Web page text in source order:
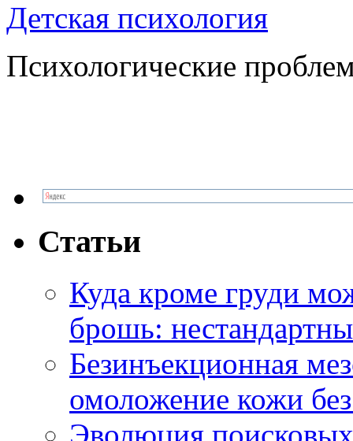
Детская психология
Психологические
Статьи
Куда кроме груди
брошь:
Безинъекционная
омоложение кожи
Эволюция